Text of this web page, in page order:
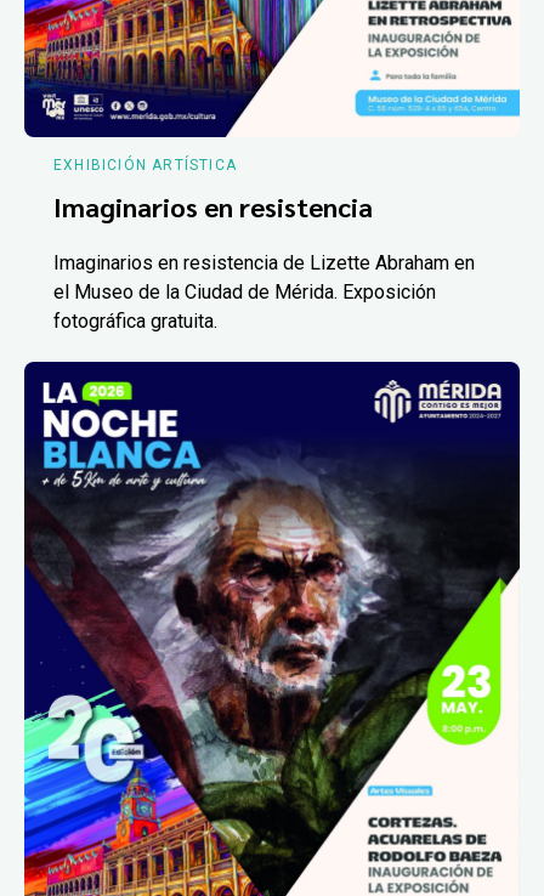
EXHIBICIÓN ARTÍSTICA
Imaginarios en resistencia
Imaginarios en resistencia de Lizette Abraham en
el Museo de la Ciudad de Mérida. Exposición
fotográfica gratuita.